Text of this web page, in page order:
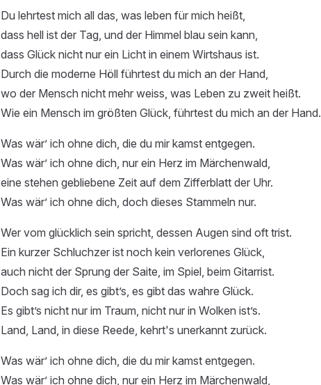
Du lehrtest mich all das, was leben für mich heißt,
dass hell ist der Tag, und der Himmel blau sein kann,
dass Glück nicht nur ein Licht in einem Wirtshaus ist.
Durch die moderne Höll führtest du mich an der Hand,
wo der Mensch nicht mehr weiss, was Leben zu zweit heißt.
Wie ein Mensch im größten Glück, führtest du mich an der Hand.
Was wär’ ich ohne dich, die du mir kamst entgegen.
Was wär’ ich ohne dich, nur ein Herz im Märchenwald,
eine stehen gebliebene Zeit auf dem Zifferblatt der Uhr.
Was wär’ ich ohne dich, doch dieses Stammeln nur.
Wer vom glücklich sein spricht, dessen Augen sind oft trist.
Ein kurzer Schluchzer ist noch kein verlorenes Glück,
auch nicht der Sprung der Saite, im Spiel, beim Gitarrist.
Doch sag ich dir, es gibt’s, es gibt das wahre Glück.
Es gibt’s nicht nur im Traum, nicht nur in Wolken ist’s.
Land, Land, in diese Reede, kehrt's unerkannt zurück.
Was wär’ ich ohne dich, die du mir kamst entgegen.
Was wär’ ich ohne dich, nur ein Herz im Märchenwald,